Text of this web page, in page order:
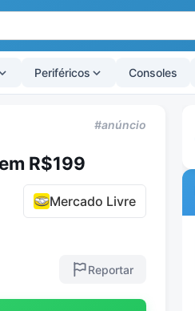
Periféricos Consoles
#anúncio
R$199
Mercado Livre
Reportar